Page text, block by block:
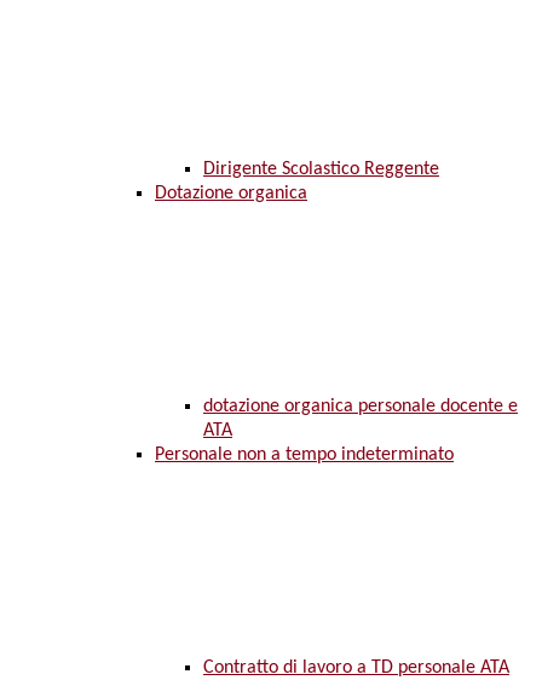
Dirigente Scolastico Reggente
Dotazione organica
dotazione organica personale docente e
ATA
Personale non a tempo indeterminato
Contratto di lavoro a TD personale ATA